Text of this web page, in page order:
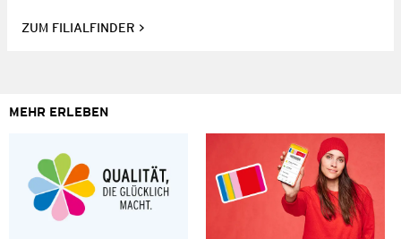
ZUM FILIALFINDER
MEHR ERLEBEN